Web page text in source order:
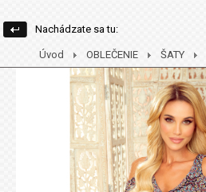
Nachádzate sa tu:
Úvod OBLEČENIE ŠATY